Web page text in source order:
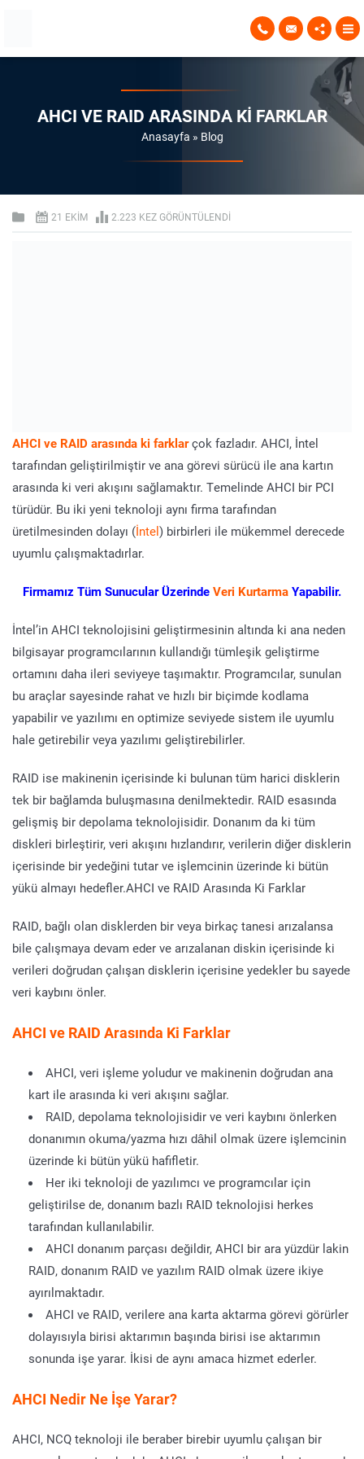
AHCI VE RAID ARASINDA KI FARKLAR
Anasayfa » Blog
21 EKIM 2.223 KEZ GÖRÜNTÜLENDI
AHCI ve RAID arasında ki farklarçok fazladır. AHCI, İntel
tarafından geliştirilmiştir ve ana görevi sürücü ile ana kartın
arasında ki veri akışını sağlamaktır. Temelinde AHCI bir PCI
türüdür. Bu iki yeni teknoloji aynı firma tarafından
üretilmesinden dolayı (İntel) birbirleri ile mükemmel derecede
uyumlu çalışmaktadırlar.
Firmamız Tüm Sunucular Üzerinde Veri Kurtarma Yapabilir.
İntel’in AHCI teknolojisini geliştirmesinin altında ki ana neden
bilgisayar programcılarının kullandığı tümleşik geliştirme
ortamını daha ileri seviyeye taşımaktır. Programcılar, sunulan
bu araçlar sayesinde rahat ve hızlı bir biçimde kodlama
yapabilir ve yazılımı en optimize seviyede sistem ile uyumlu
hale getirebilir veya yazılımı geliştirebilirler.
RAID ise makinenin içerisinde ki bulunan tüm harici disklerin
tek bir bağlamda buluşmasına denilmektedir. RAID esasında
gelişmiş bir depolama teknolojisidir. Donanım da ki tüm
diskleri birleştirir, veri akışını hızlandırır, verilerin diğer disklerin
içerisinde bir yedeğini tutar ve işlemcinin üzerinde ki bütün
yükü almayı hedefler.AHCI ve RAID Arasında Ki Farklar
RAID, bağlı olan disklerden bir veya birkaç tanesi arızalansa
bile çalışmaya devam eder ve arızalanan diskin içerisinde ki
verileri doğrudan çalışan disklerin içerisine yedekler bu sayede
veri kaybını önler.
AHCI ve RAID Arasında Ki Farklar
AHCI, veri işleme yoludur ve makinenin doğrudan ana
kart ile arasında ki veri akışını sağlar.
RAID, depolama teknolojisidir ve veri kaybını önlerken
donanımın okuma/yazma hızı dâhil olmak üzere işlemcinin
üzerinde ki bütün yükü hafifletir.
Her iki teknoloji de yazılımcı ve programcılar için
geliştirilse de, donanım bazlı RAID teknolojisi herkes
tarafından kullanılabilir.
AHCI donanım parçası değildir, AHCI bir ara yüzdür lakin
RAID, donanım RAID ve yazılım RAID olmak üzere ikiye
ayırılmaktadır.
AHCI ve RAID, verilere ana karta aktarma görevi görürler
dolayısıyla birisi aktarımın başında birisi ise aktarımın
sonunda işe yarar. İkisi de aynı amaca hizmet ederler.
AHCI Nedir Ne İşe Yarar?
AHCI, NCQ teknoloji ile beraber birebir uyumlu çalışan bir